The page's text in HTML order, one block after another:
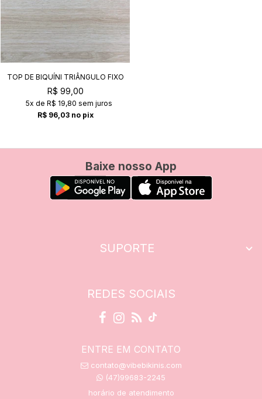
TOP DE BIQUÍNI TRIÂNGULO FIXO
KATE BELLA+ARIZONA
R$ 99,00
5x de R$ 19,80 sem juros
R$ 96,03 no pix
Baixe nosso App
SUPORTE
REDES SOCIAIS
ENTRE EM CONTATO
contato@vibebikinis.com
(47)99683-2245
horário de atendimento